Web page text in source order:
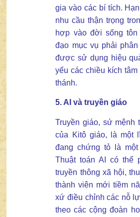
gia vào các bí tích.
nhu cầu thận trọng
hợp vào đời sống
đạo mục vụ phải
được sử dụng hiệu
yếu các chiều kích
thánh.
5. AI vàtruyền giáo
Truyền giáo, sứ mệnh
của Kitô giáo, là một
đang chứng tỏ là
Thuật toán AI có thể
truyền thông xã hội,
thành viên mới tiềm
xứ điều chỉnh các nỗ
theo các cộng đoàn